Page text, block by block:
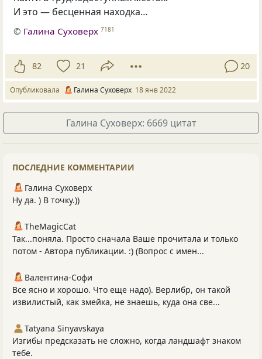
И это — бесценная находка…
© Галина Суховерх 7181
82 21 20
Опубликовала Галина Суховерх 18 янв 2022
Галина Суховерх: 6669 цитат
ПОСЛЕДНИЕ КОММЕНТАРИИ
Галина Суховерх
Ну да. ) В точку.))
TheMagicCat
Так...поняла. Просто сначала Ваше прочитала и только
потом - Автора публикации. :) (Вопрос с имен...
Валентина-Софи
Все ясно и хорошо. Что еще надо). Верлибр, он такой
извилистый, как змейка, не знаешь, куда она све...
Tatyana Sinyavskaya
Изгибы предсказать не сложно, когда ландшафт знаком
тебе.